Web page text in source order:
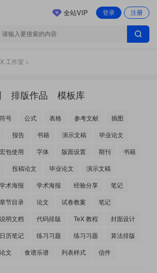
登录 注册
全站VIP
工作室 >
排版作品 模板库
号 公式 表格 参考文献
插图
报告 书籍 演示文稿
毕业论文
宏包使用 字体 版面设置 期刊
书籍
投稿论文 毕业论文
演示文稿
学术海报 学术海报 经验分享
笔记
章节目录 论文 试卷教案
笔记
说明文档 代码排版 TeX 教程
封面设计
日历笔记 练习习题 练习习题
算法排版
论文 食谱乐谱 列表样式 信件